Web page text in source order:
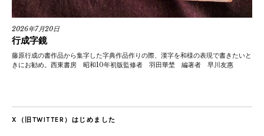
2026年7月20日
行成字鏡
藤原行成の書作品から集字した字典作品作りの際、漢字を和様の表現で書きたいと
きにお勧め。西東書房 昭和10年初版監修者 羽田華埜 編著者 早川友惠
X（旧TWITTER）はじめました